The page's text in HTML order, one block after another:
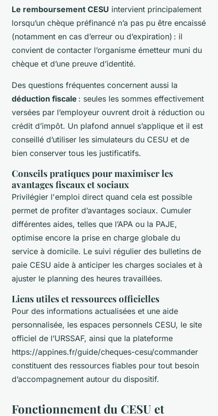
Le remboursement CESU intervient principalement
lorsqu’un chèque préfinancé n’a pas pu être encaissé
(notamment en cas d’erreur ou d’expiration) : il
convient de contacter l’organisme émetteur muni du
chèque et d’une preuve d’identité.
Des questions fréquentes concernent aussi la
déduction fiscale : seules les sommes effectivement
versées par l’employeur ouvrent droit à réduction ou
crédit d’impôt. Un plafond annuel s’applique et il est
conseillé d’utiliser les simulateurs du CESU et de
bien conserver tous les justificatifs.
Conseils pratiques pour maximiser les
avantages fiscaux et sociaux
Privilégier l'emploi direct quand cela est possible
permet de profiter d’avantages sociaux. Cumuler
différentes aides, telles que l’APA ou la PAJE,
optimise encore la prise en charge globale du
service à domicile. Le suivi régulier des bulletins de
paie CESU aide à anticiper les charges sociales et à
ajuster le planning des heures travaillées.
Liens utiles et ressources officielles
Pour des informations actualisées et une aide
personnalisée, les espaces personnels CESU, le site
officiel de l’URSSAF, ainsi que la plateforme
https://appines.fr/guide/cheques-cesu/commander
constituent des ressources fiables pour tout besoin
d’accompagnement autour du dispositif.
Fonctionnement du CESU et